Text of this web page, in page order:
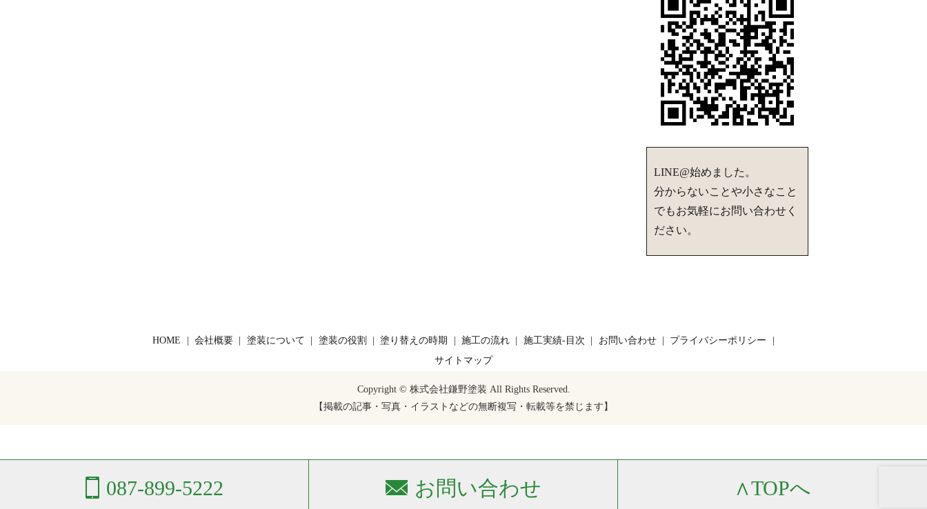
LINE@始めました。
分からないことや小さなこと
でもお気軽にお問い合わせく
ださい。
087-899-5222 お問い合わせ ∧TOPへ
HOME 会社概要 塗装について 塗装の役割 塗り替えの時期 施工の流れ 施工実績-目次 お問い合わせ
プライバシーポリシー
サイトマップ
Copyright © 株式会社鎌野塗装 All Rights Reserved.
【掲載の記事・写真・イラストなどの無断複写・転載等を禁じます】